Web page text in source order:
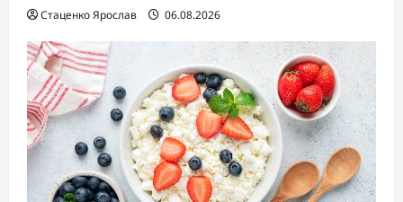
Стаценко Ярослав 06.08.2026